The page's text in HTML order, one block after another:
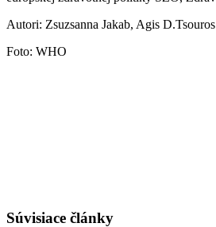
Autori: Zsuzsanna Jakab, Agis
Foto: WHO
Súvisiace články